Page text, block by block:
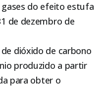
do efeito estufa
de dezembro de
dióxido de carbono
produzido a partir
para obter o